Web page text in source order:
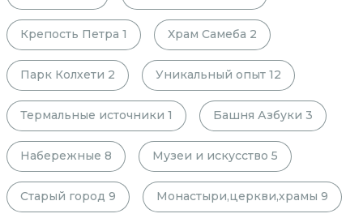
Крепость Петра 1 Храм Самеба 2
Парк Колхети 2 Уникальный опыт 12
Термальные источники 1 Башня Азбуки 3
Набережные 8 Музеи и искусство 5
Старый город 9 Монастыри,церкви,храмы 9